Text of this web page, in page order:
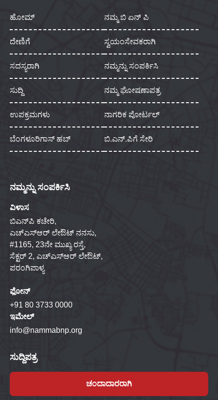
ಹೋಮ್ ನಮ್ಮ ಬಿ ಏನ್ ಪಿ
ದೇಣಿಗೆ ಸ್ವಯಂಸೇವಕರಾಗಿ
ಸದಸ್ಯರಾಗಿ ನಮ್ಮನ್ನು ಸಂಪರ್ಕಿಸಿ
ಸುದ್ದಿ ನಮ್ಮ ಘೋಷಣಾಪತ್ರ
ಉಪಕ್ರಮಗಳು ನಾಗರಿಕ ಪೋರ್ಟಲ್
ಬೆಂಗಳೂರಿಗಾಸ್ ಹಬ್ ಬಿ.ಎನ್.ಪಿಗೆ ಸೇರಿ
ನಮ್ಮನ್ನು ಸಂಪರ್ಕಿಸಿ
ವಿಳಾಸ
ಬಿಎನ್‌ಪಿ ಕಚೇರಿ,
ಎಚ್‌ಎಸ್‌ಆರ್ ಲೇಔಟ್ ನನಸು,
#1165, 23ನೇ ಮುಖ್ಯ ರಸ್ತೆ,
ಸೆಕ್ಟರ್ 2, ಎಚ್‌ಎಸ್‌ಆರ್ ಲೇಔಟ್,
ಪರಂಗಿಪಾಳ್ಯ
ಫೋನ್
+91 80 3733 0000
ಇಮೇಲ್
info@nammabnp.org
ಸುದ್ದಿಪತ್ರ
ಚಂದಾದಾರರಾಗಿ